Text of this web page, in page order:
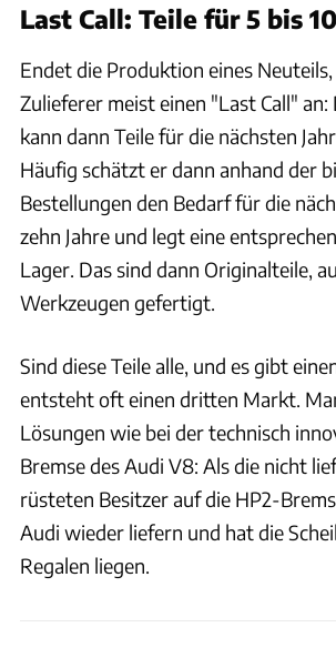
Last Call: Teile für 5 bis
Endet die Produktion eines
Zulieferer meist einen "Last Call"
kann dann Teile für die nächsten
Häufig schätzt er dann anhand der
Bestellungen den Bedarf für die
zehn Jahre und legt eine
Lager. Das sind dann Originalteile,
Werkzeugen gefertigt.
Sind diese Teile alle, und es gibt
entsteht oft einen dritten Markt.
Lösungen wie bei der technisch
Bremse des Audi V8: Als die nicht
rüsteten Besitzer auf die HP2-
Audi wieder liefern und hat die
Regalen liegen.